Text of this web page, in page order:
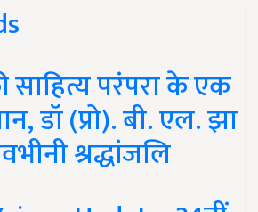
साहित्य परंपरा के एक
डॉ (प्रो). बी. एल. झा
श्रद्धांजलि